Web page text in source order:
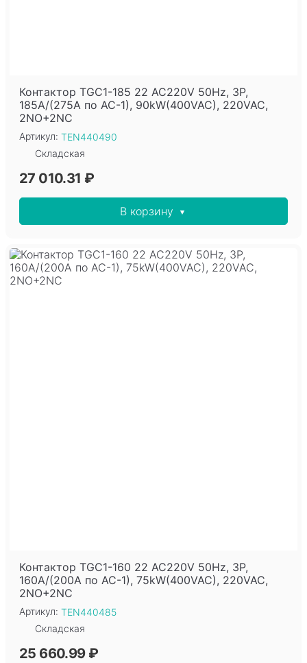
Контактор TGC1-185 22 AC220V 50Hz, 3P,
185A/(275A по AC-1), 90kW(400VAC), 220VAC,
2NO+2NC
Артикул: TEN440490
Складская
27 010.31 ₽
В корзину
Контактор TGC1-160 22 AC220V 50Hz, 3P,
160A/(200A по AC-1), 75kW(400VAC), 220VAC,
2NO+2NC
Артикул: TEN440485
Складская
25 660.99 ₽